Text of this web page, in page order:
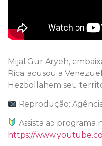
Mijal Gur Aryeh,
Rica, acusou a
Hezbollahem seu
Reprodução: Agência
Assista ao programa
https://